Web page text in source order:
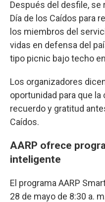
Después del desfile, se
Día de los Caídos para
los miembros del
vidas en defensa del
tipo picnic bajo techo
Los organizadores
oportunidad para que
recuerdo y gratitud
Caídos.
AARP ofrece
inteligente
El programa AARP
28 de mayo de 8:30 a.